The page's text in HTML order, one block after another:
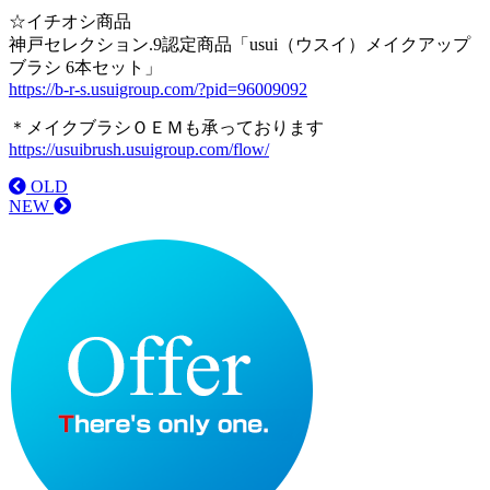
☆イチオシ商品
神戸セレクション.9認定商品「usui（ウスイ）メイクアップ
ブラシ 6本セット」
https://b-r-s.usuigroup.com/?pid=96009092
＊メイクブラシＯＥＭも承っております
https://usuibrush.usuigroup.com/flow/
OLD
NEW